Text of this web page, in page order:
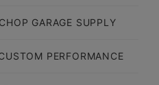
GARAGE SUPPLY
PERFORMANCE